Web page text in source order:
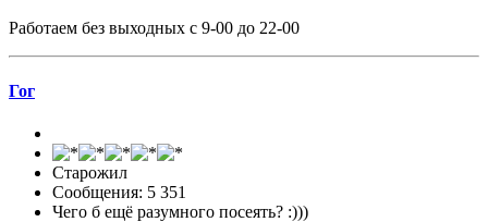
Работаем без выходных с 9-00 до 22-00
Гог
Старожил
Сообщения: 5 351
Чего б ещё разумного посеять? :)))